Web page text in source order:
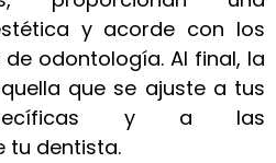
y acorde con los
odontología. Al final, la
que se ajuste a tus
y a las
tu dentista.